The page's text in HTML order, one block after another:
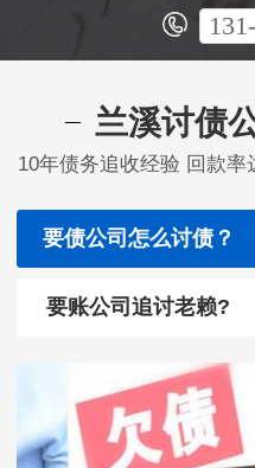
兰溪讨债
10年债务追收经验 回款
要债公司怎么讨债？
要账公司追讨老赖?